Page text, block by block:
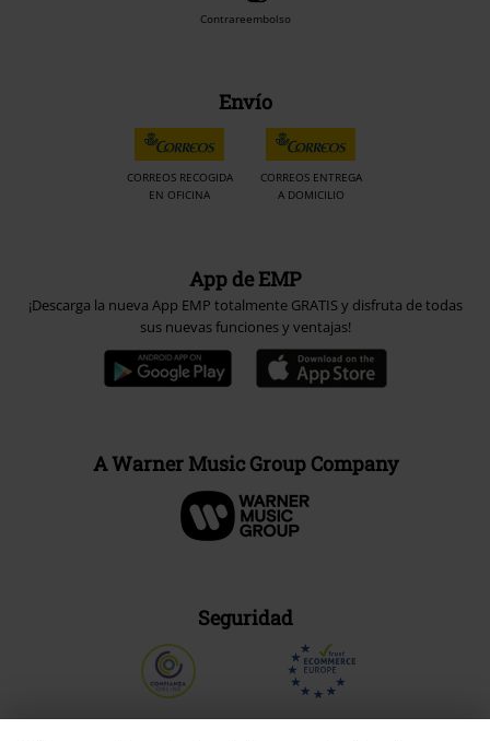
Contrareembolso
Envío
CORREOS RECOGIDA
EN OFICINA
CORREOS ENTREGA
A DOMICILIO
App de EMP
¡Descarga la nueva App EMP totalmente GRATIS y disfruta de todas
sus nuevas funciones y ventajas!
A Warner Music Group Company
Seguridad